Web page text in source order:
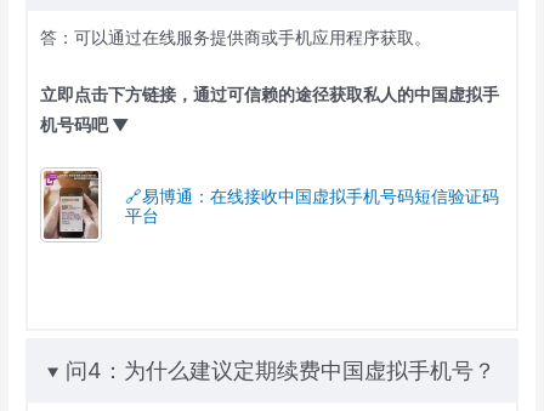
答：可以通过在线服务提供商或手机应用程序获取。
立即点击下方链接，通过可信赖的途径获取私人的中国虚拟手
机号码吧 ▼
🔗易博通：在线接收中国虚拟手机号码短信验证码
平台
问4：为什么建议定期续费中国虚拟手机号？